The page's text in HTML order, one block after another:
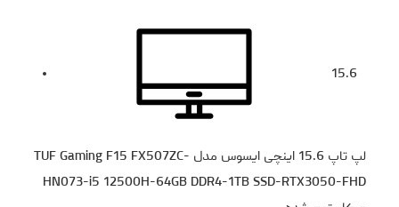
15.6
لپ تاپ 15.6 اینچی ایسوس مدل TUF Gaming F15 FX507ZC-
HN073-i5 12500H-64GB DDR4-1TB SSD-RTX3050-FHD